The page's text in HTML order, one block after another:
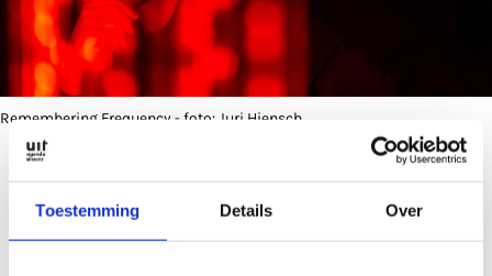
Toestemming Details Over
Remembering Frequency - foto: Juri Hiensch
Remembering Frequency